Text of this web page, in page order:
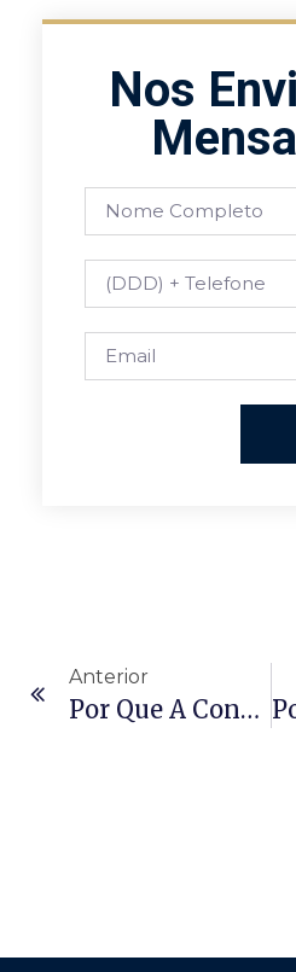
Nos
Anterior
Por Que A Construção Modular É Ideal Para Projetos Comerciais